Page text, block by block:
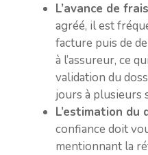
L’avance de
agréé, il est
facture puis de
à l’assureur, ce
validation du
jours à plusieurs
L’estimation du
confiance doit
mentionnant la